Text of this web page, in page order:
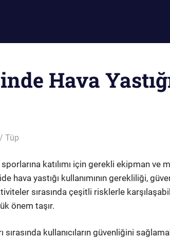
Hava
Tüp
katılımı için gerekli ekipman ve
hava yastığı kullanımının gerekliliği,
sırasında çeşitli risklerle
önem taşır.
sırasında kullanıcıların güvenliğini